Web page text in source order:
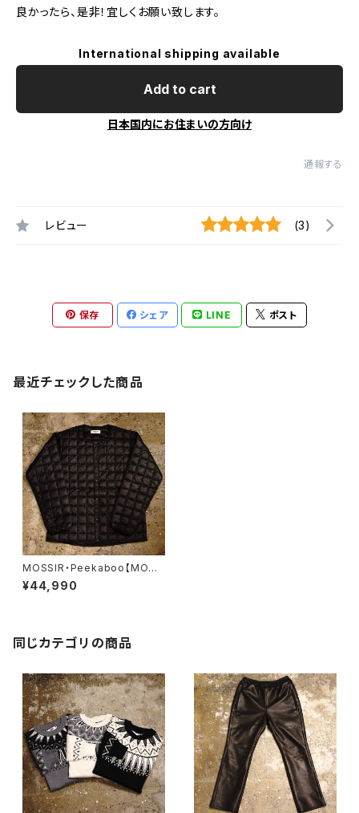
良かったら、是非！宜しくお願い致します。
International shipping available
Add to cart
日本国内にお住まいの方向け
通報する
レビュー (3)
保存 シェア LINE ポスト
最近チェックした商品
MOSSIR・Peekaboo【MOCO
009】
¥44,990
同じカテゴリの商品